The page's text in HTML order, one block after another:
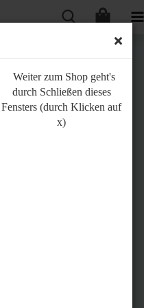
Weiter zum Shop geht's
durch Schließen dieses
Fensters (durch Klicken auf
x)